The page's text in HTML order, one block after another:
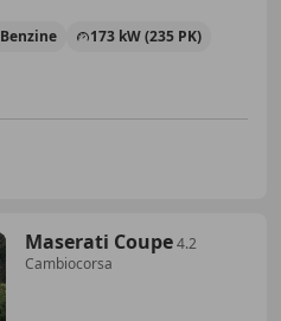
Benzine 173 kW (235 PK)
Maserati Coupe4.2
Cambiocorsa